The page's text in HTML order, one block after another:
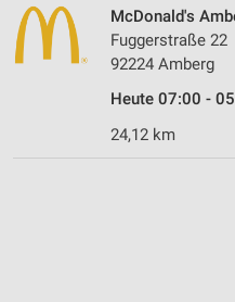
McDonald's
Fuggerstraße 22
92224 Amberg
Heute 07:00 -
24,12 km